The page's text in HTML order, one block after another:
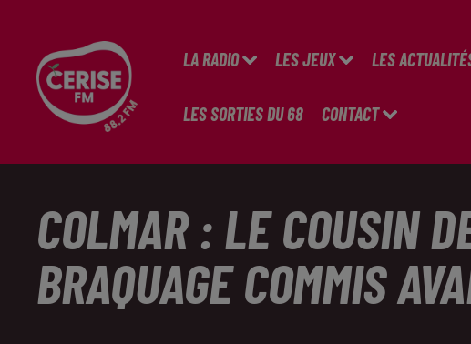
LA RADIO LES JEUX LES
LES SORTIES DU 68 CONTACT
COLMAR : LE COUSIN
BRAQUAGE COMMIS